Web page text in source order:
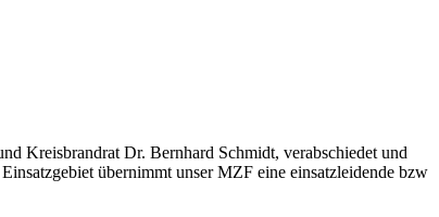
Kreisbrandrat Dr. Bernhard Schmidt, verabschiedet und
übernimmt unser MZF eine einsatzleidende bzw